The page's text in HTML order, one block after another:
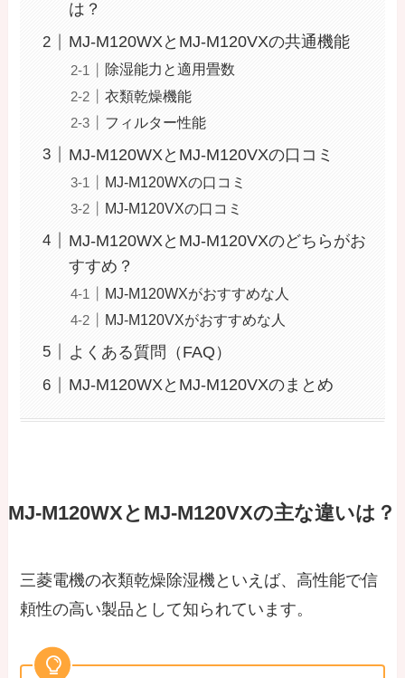
は？
MJ-M120WXとMJ-M120VXの共通機能
除湿能力と適用畳数
衣類乾燥機能
フィルター性能
MJ-M120WXとMJ-M120VXの口コミ
MJ-M120WXの口コミ
MJ-M120VXの口コミ
MJ-M120WXとMJ-M120VXのどちらがお
すすめ？
MJ-M120WXがおすすめな人
MJ-M120VXがおすすめな人
よくある質問（FAQ）
MJ-M120WXとMJ-M120VXのまとめ
MJ-M120WXとMJ-M120VXの主な違いは？
三菱電機の衣類乾燥除湿機といえば、高性能で信
頼性の高い製品として知られています。